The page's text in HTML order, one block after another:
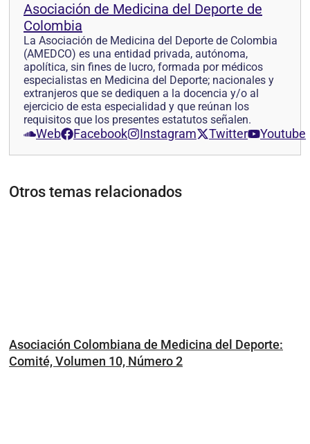
Asociación de Medicina del Deporte de
Colombia
La Asociación de Medicina del Deporte de Colombia
(AMEDCO) es una entidad privada, autónoma,
apolítica, sin fines de lucro, formada por médicos
especialistas en Medicina del Deporte; nacionales y
extranjeros que se dediquen a la docencia y/o al
ejercicio de esta especialidad y que reúnan los
requisitos que los presentes estatutos señalen.
Web Facebook Instagram Twitter Youtube
Otros temas relacionados
Asociación Colombiana de Medicina del Deporte:
Comité, Volumen 10, Número 2